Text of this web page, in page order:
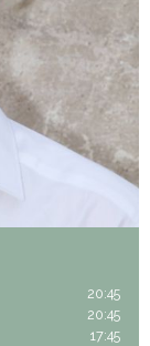
20:45
20:45
17:45